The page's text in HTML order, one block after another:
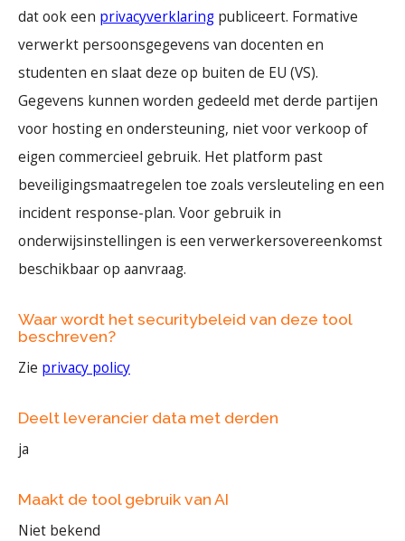
dat ook een privacyverklaring publiceert. Formative
verwerkt persoonsgegevens van docenten en
studenten en slaat deze op buiten de EU (VS).
Gegevens kunnen worden gedeeld met derde partijen
voor hosting en ondersteuning, niet voor verkoop of
eigen commercieel gebruik. Het platform past
beveiligingsmaatregelen toe zoals versleuteling en een
incident response-plan. Voor gebruik in
onderwijsinstellingen is een verwerkersovereenkomst
beschikbaar op aanvraag.
Waar wordt het securitybeleid van deze tool
beschreven?
Zie privacy policy
Deelt leverancier data met derden
ja
Maakt de tool gebruik van AI
Niet bekend